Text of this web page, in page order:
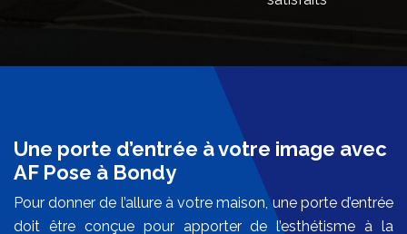
Une porte d’entrée à votre image avec
AF Pose à Bondy
Pour donner de l’allure à votre maison, une porte d’entrée
doit être conçue pour apporter de l’esthétisme à la